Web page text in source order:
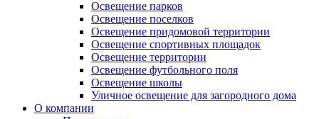
Освещение парков
Освещение поселков
Освещение придомовой территории
Освещение спортивных площадок
Освещение территории
Освещение футбольного поля
Освещение школы
Уличное освещение для загородного дома
О компании